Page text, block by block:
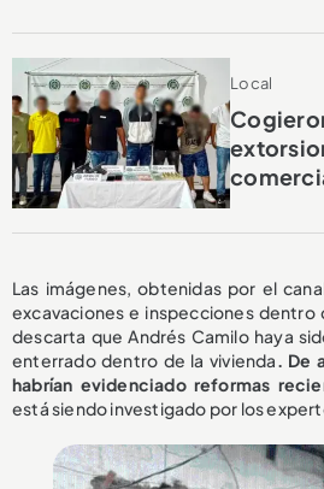
Local
Las imágenes, obtenidas por el
excavaciones e inspecciones dentro
descarta que Andrés Camilo haya
enterrado dentro de la vivienda. De
habrían evidenciado reformas
está siendo investigado por los